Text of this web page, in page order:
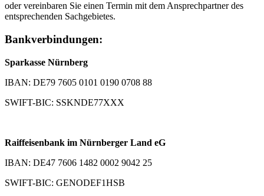
oder vereinbaren Sie einen Termin mit dem Ansprechpartner des
entsprechenden Sachgebietes.
Bankverbindungen:
Sparkasse Nürnberg
IBAN: DE79 7605 0101 0190 0708 88
SWIFT-BIC: SSKNDE77XXX
Raiffeisenbank im Nürnberger Land eG
IBAN: DE47 7606 1482 0002 9042 25
SWIFT-BIC: GENODEF1HSB